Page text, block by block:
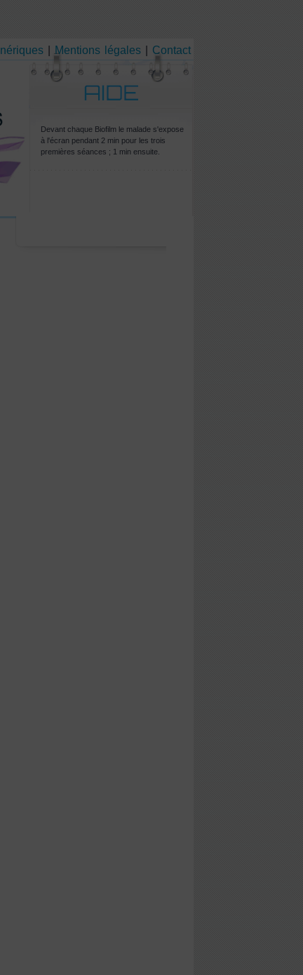
Mentions légales Contact
Devant chaque Biofilm le malade s'expose
à l'écran pendant 2 min pour les trois
premières séances ; 1 min ensuite.